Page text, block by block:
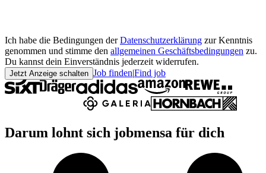
Ich habe die Bedingungen der Datenschutzerklärung zur Kenntnis
genommen und stimme den allgemeinen Geschäftsbedingungen zu.
Du kannst dein Einverständnis jederzeit widerrufen.
Jetzt Anzeige schalten Job finden|Find job
Darum lohnt sich jobmensa für dich